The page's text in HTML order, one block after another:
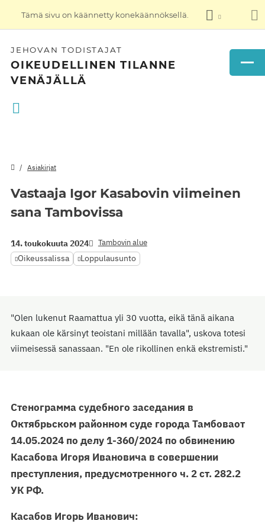
Tämä sivu on käännetty konekäännöksellä.
JEHOVAN TODISTAJAT
OIKEUDELLINEN TILANNE
VENÄJÄLLÄ
Asiakirjat
Vastaaja Igor Kasabovin viimeinen
sana Tambovissa
14. toukokuuta 2024 Tambovin alue
Oikeussalissa Loppulausunto
"Olen lukenut Raamattua yli 30 vuotta, eikä tänä aikana
kukaan ole kärsinyt teoistani millään tavalla", uskova totesi
viimeisessä sanassaan. "En ole rikollinen enkä ekstremisti."
Стенограмма судебного заседания в
Октябрьском районном суде города Тамбоваот
14.05.2024 по делу 1-360/2024 по обвинению
Касабова Игоря Ивановича в совершении
преступления, предусмотренного ч. 2 ст. 282.2
УК РФ.
Касабов Игорь Иванович: